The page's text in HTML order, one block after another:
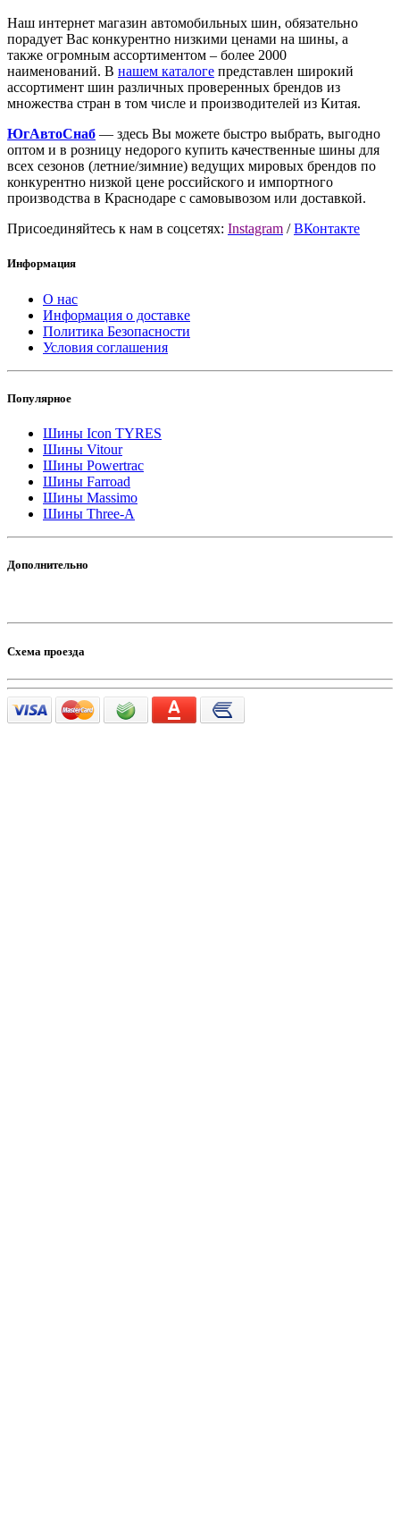
Наш интернет магазин автомобильных шин, обязательно
порадует Вас конкурентно низкими ценами на шины, а
также огромным ассортиментом – более 2000
наименований. В нашем каталоге представлен широкий
ассортимент шин различных проверенных брендов из
множества стран в том числе и производителей из Китая.
ЮгАвтоСнаб — здесь Вы можете быстро выбрать, выгодно
оптом и в розницу недорого купить качественные шины для
всех сезонов (летние/зимние) ведущих мировых брендов по
конкурентно низкой цене российского и импортного
производства в Краснодаре с самовывозом или доставкой.
Присоединяйтесь к нам в соцсетях: Instagram /ВКонтакте
Информация
О нас
Информация о доставке
Политика Безопасности
Условия соглашения
Популярное
Шины Icon TYRES
Шины Vitour
Шины Powertrac
Шины Farroad
Шины Massimo
Шины Three-A
Дополнительно
Схема проезда